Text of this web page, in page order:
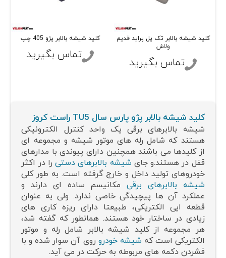
کلید شیشه بالابر تک پل پراید قدیم
ولاش
تماس بگیرید
کلید شیشه بالابر پژو 405 چپ
تماس بگیرید
کلید شیشه بالابر پژو پارس سال TU5 راست کروز
شیشه بالابرهای برقی یک واحد کنترل الکترونیکی
هستند که شامل رله های موتور شیشه و مجموعه ای
از کلیدها می باشند همچنین دارای پیوندی با مدارهای
قفل در هستند.و جای شیشه بالابرهای دستیرا در اکثر
خودروهای تولید داخل و خارج گرفته است. به طور کلی
شیشه بالابرهای برقیمکانیسم ساده ای دارند و
عملکرد آن ها پیچیدگی خاصی ندارد. ولی به عنوان
قطعه ایی الکتریکی، طبیعتا دارای ریزه کاری های
زیادی در ساختار خود هستند. همانطور که گفته شد،
هر مجموعه از کلید شیشه بالابر شامل رله و موتور
الکتریکی است که شیشه خودرو روی آن سوار شده و با
فشردن دکمه های مربوطه به حرکت در می آید.